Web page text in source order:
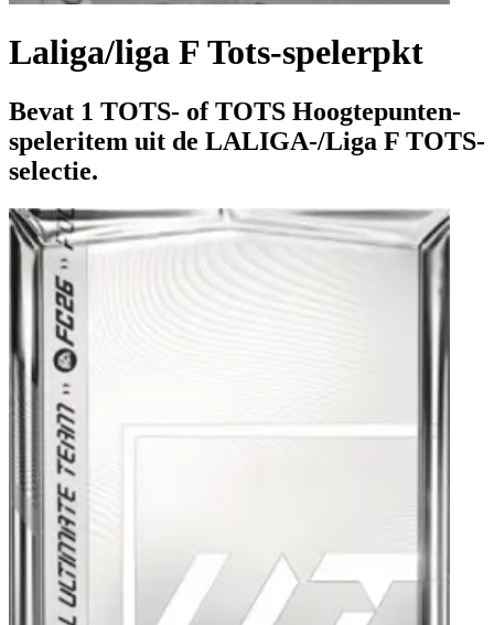
Laliga/liga F Tots-spelerpkt
Bevat 1 TOTS- of TOTS Hoogtepunten-
speleritem uit de LALIGA-/Liga F TOTS-
selectie.